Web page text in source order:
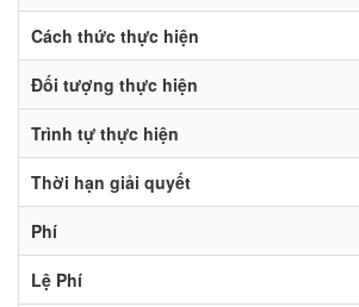
Cách thức thực hiện
Đối tượng thực hiện
Trình tự thực hiện
Thời hạn giải quyết
Phí
Lệ Phí